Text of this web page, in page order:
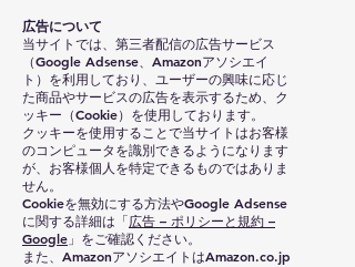
広告について
当サイトでは、第三者配信の広告サービス
（Google Adsense、Amazonアソシエイ
ト）を利用しており、ユーザーの興味に応じ
た商品やサービスの広告を表示するため、ク
ッキー（Cookie）を使用しております。
クッキーを使用することで当サイトはお客様
のコンピュータを識別できるようになります
が、お客様個人を特定できるものではありま
せん。
Cookieを無効にする方法やGoogle Adsense
に関する詳細は「広告 – ポリシーと規約 –
Google 」をご確認ください。
また、AmazonアソシエイトはAmazon.co.jp